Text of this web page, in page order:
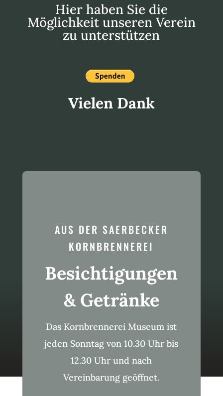
Hier haben Sie die
Möglichkeit unseren Verein
zu unterstützen
Vielen Dank
AUS DER SAERBECKER
KORNBRENNEREI
Besichtigungen
& Getränke
Das Kornbrennerei Museum ist
jeden Sonntag von 10.30 Uhr bis
12.30 Uhr und nach
Vereinbarung geöffnet.